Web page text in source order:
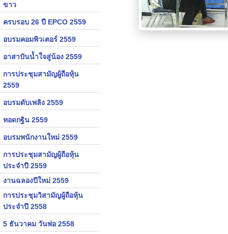
ขาว
ครบรอบ 26 ปี EPCO 2559
อบรมคอมพิวเตอร์ 2559
อาสาปันน้ำใจสู่น้อง 2559
การประชุมสามัญผู้ถือหุ้น
2559
อบรมดับเพลิง 2559
ทอดกฐิน 2559
อบรมพนักงานใหม่ 2559
การประชุมสามัญผู้ถือหุ้น
ประจำปี 2559
งานฉลองปีใหม่ 2559
การประชุมวิสามัญผู้ถือหุ้น
ประจำปี 2558
5 ธันวาคม วันพ่อ 2558